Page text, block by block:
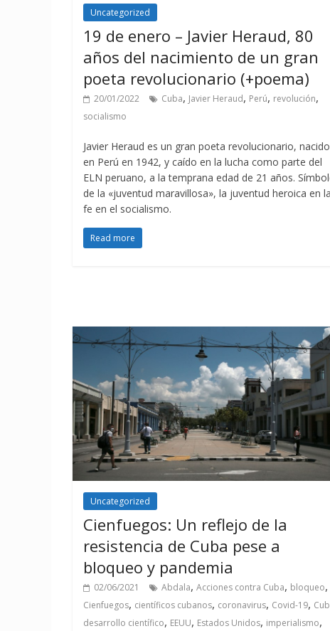
Uncategorized
19 de enero – Javier Heraud, 80
años del nacimiento de un gran
poeta revolucionario (+poema)
20/01/2022 Cuba, Javier Heraud, Perú, revolución,
socialismo
Javier Heraud es un gran poeta revolucionario, nacido
en Perú en 1942, y caído en la lucha como parte del
ELN peruano, a la temprana edad de 21 años.
de la «juventud maravillosa», la juventud heroica en la
fe en el socialismo.
Read more
Uncategorized
Cienfuegos: Un reflejo de la
resistencia de Cuba pese a
bloqueo y pandemia
02/06/2021 Abdala, Acciones contra Cuba, bloqueo,
Cienfuegos, científicos cubanos, coronavirus, Covid-19,
desarrollo científico, EEUU, Estados Unidos, imperialismo,